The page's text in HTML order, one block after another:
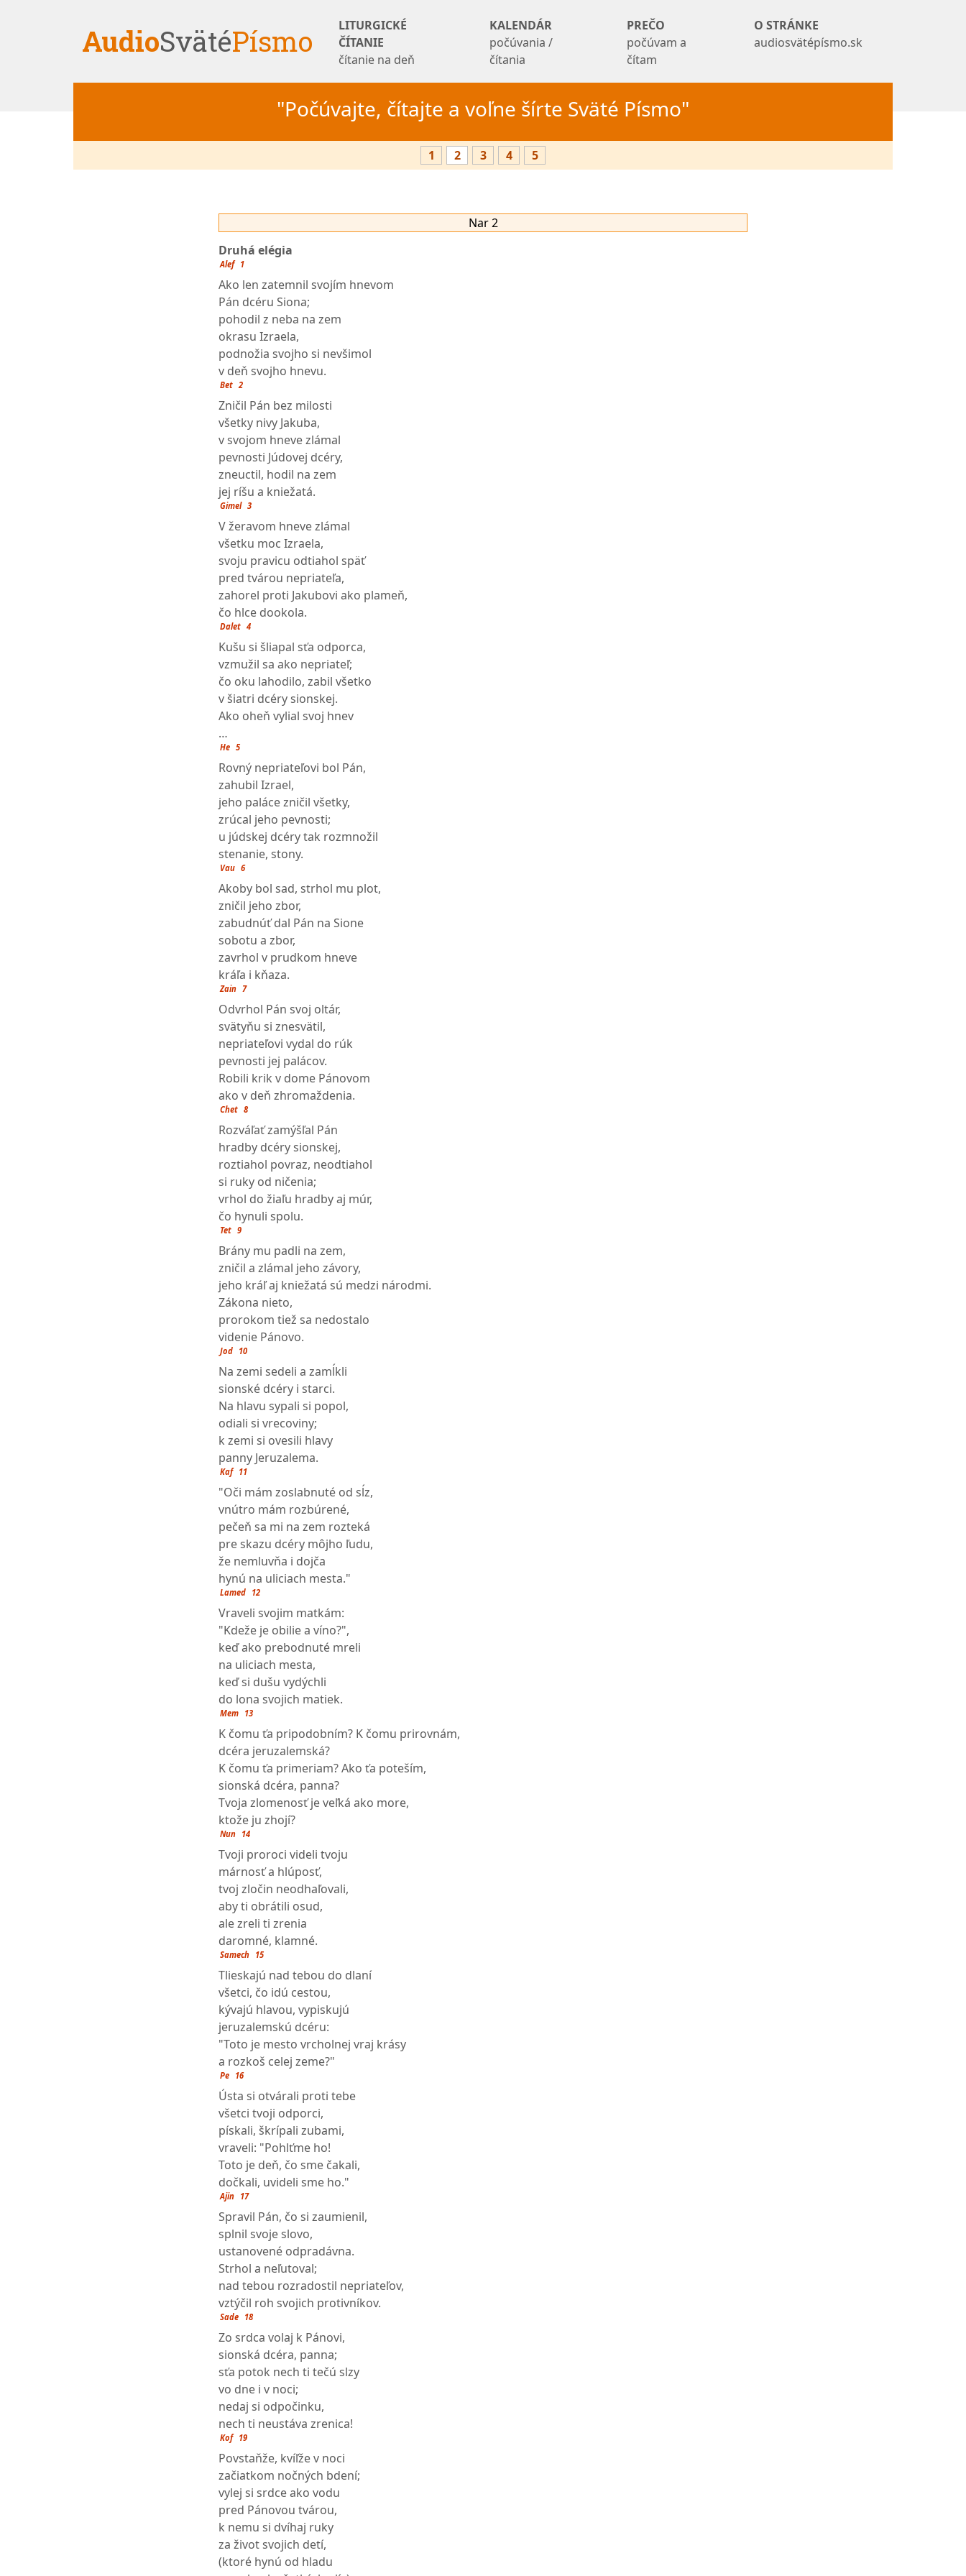
AudioSvätéPísmo
LITURGICKÉ
ČÍTANIE
čítanie na deň
KALENDÁR
počúvania /
čítania
PREČO
počúvam a
čítam
O STRÁNKE
audiosvätépísmo.sk
"Počúvajte, čítajte a voľne šírte Sväté Písmo"
1 2 3 4 5
Nar 2
Druhá elégia
Alef 1
Ako len zatemnil svojím hnevom
Pán dcéru Siona;
pohodil z neba na zem
okrasu Izraela,
podnožia svojho si nevšimol
v deň svojho hnevu.
Bet 2
Zničil Pán bez milosti
všetky nivy Jakuba,
v svojom hneve zlámal
pevnosti Júdovej dcéry,
zneuctil, hodil na zem
jej ríšu a kniežatá.
Gimel 3
V žeravom hneve zlámal
všetku moc Izraela,
svoju pravicu odtiahol späť
pred tvárou nepriateľa,
zahorel proti Jakubovi ako plameň,
čo hlce dookola.
Dalet 4
Kušu si šliapal sťa odporca,
vzmužil sa ako nepriateľ;
čo oku lahodilo, zabil všetko
v šiatri dcéry sionskej.
Ako oheň vylial svoj hnev
…
He 5
Rovný nepriateľovi bol Pán,
zahubil Izrael,
jeho paláce zničil všetky,
zrúcal jeho pevnosti;
u júdskej dcéry tak rozmnožil
stenanie, stony.
Vau 6
Akoby bol sad, strhol mu plot,
zničil jeho zbor,
zabudnúť dal Pán na Sione
sobotu a zbor,
zavrhol v prudkom hneve
kráľa i kňaza.
Zain 7
Odvrhol Pán svoj oltár,
svätyňu si znesvätil,
nepriateľovi vydal do rúk
pevnosti jej palácov.
Robili krik v dome Pánovom
ako v deň zhromaždenia.
Chet 8
Rozváľať zamýšľal Pán
hradby dcéry sionskej,
roztiahol povraz, neodtiahol
si ruky od ničenia;
vrhol do žiaľu hradby aj múr,
čo hynuli spolu.
Tet 9
Brány mu padli na zem,
zničil a zlámal jeho závory,
jeho kráľ aj kniežatá sú medzi národmi.
Zákona nieto,
prorokom tiež sa nedostalo
videnie Pánovo.
Jod 10
Na zemi sedeli a zamĺkli
sionské dcéry i starci.
Na hlavu sypali si popol,
odiali si vrecoviny;
k zemi si ovesili hlavy
panny Jeruzalema.
Kaf 11
"Oči mám zoslabnuté od sĺz,
vnútro mám rozbúrené,
pečeň sa mi na zem rozteká
pre skazu dcéry môjho ľudu,
že nemluvňa i dojča
hynú na uliciach mesta."
Lamed 12
Vraveli svojim matkám:
"Kdeže je obilie a víno?",
keď ako prebodnuté mreli
na uliciach mesta,
keď si dušu vydýchli
do lona svojich matiek.
Mem 13
K čomu ťa pripodobním? K čomu prirovnám,
dcéra jeruzalemská?
K čomu ťa primeriam? Ako ťa poteším,
sionská dcéra, panna?
Tvoja zlomenosť je veľká ako more,
ktože ju zhojí?
Nun 14
Tvoji proroci videli tvoju
márnosť a hlúposť,
tvoj zločin neodhaľovali,
aby ti obrátili osud,
ale zreli ti zrenia
daromné, klamné.
Samech 15
Tlieskajú nad tebou do dlaní
všetci, čo idú cestou,
kývajú hlavou, vypiskujú
jeruzalemskú dcéru:
"Toto je mesto vrcholnej vraj krásy
a rozkoš celej zeme?"
Pe 16
Ústa si otvárali proti tebe
všetci tvoji odporci,
pískali, škrípali zubami,
vraveli: "Pohlťme ho!
Toto je deň, čo sme čakali,
dočkali, uvideli sme ho."
Ajin 17
Spravil Pán, čo si zaumienil,
splnil svoje slovo,
ustanovené odpradávna.
Strhol a neľutoval;
nad tebou rozradostil nepriateľov,
vztýčil roh svojich protivníkov.
Sade 18
Zo srdca volaj k Pánovi,
sionská dcéra, panna;
sťa potok nech ti tečú slzy
vo dne i v noci;
nedaj si odpočinku,
nech ti neustáva zrenica!
Kof 19
Povstaňže, kvíľže v noci
začiatkom nočných bdení;
vylej si srdce ako vodu
pred Pánovou tvárou,
k nemu si dvíhaj ruky
za život svojich detí,
(ktoré hynú od hladu